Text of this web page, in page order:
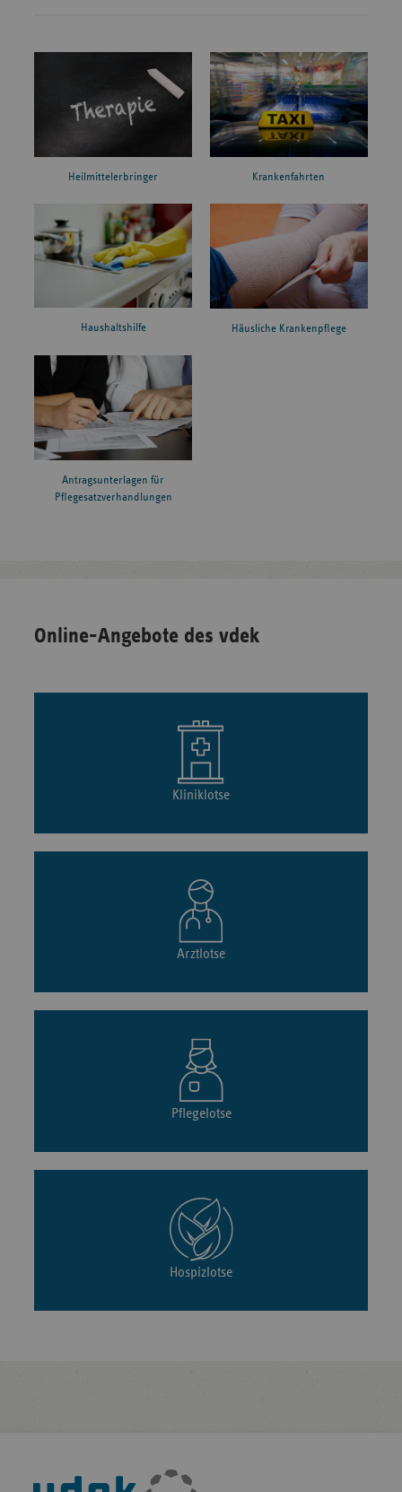
Heilmittelerbringer Krankenfahrten
Haushaltshilfe Häusliche Krankenpflege
Antragsunterlagen für
Pflegesatzverhandlungen
Online-Angebote des vdek
Kliniklotse
Arztlotse
Pflegelotse
Hospizlotse
Fußleisten-